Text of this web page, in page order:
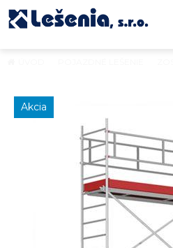
Akcia